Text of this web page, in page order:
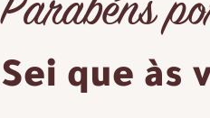
Parabéns
Sei que às